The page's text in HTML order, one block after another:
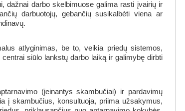
dažnai darbo skelbimuose galima rasti įvairių ir
darbuotojų, gebančių susikalbėti viena ar
atlyginimas, be to, veikia priedų sistemos,
siūlo lankstų darbo laiką ir galimybę dirbti
(įeinantys skambučiai) ir pardavimų
į skambučius, konsultuoja, priima užsakymus,